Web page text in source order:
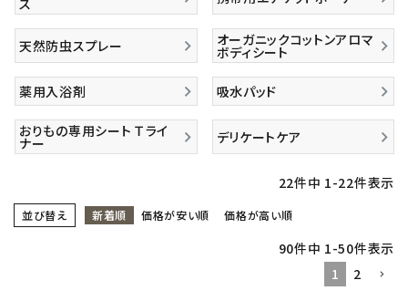
天然防虫スプレー オーガニックコットンアロマ
ボディシート
薬用入浴剤 吸水パッド
おりもの専用シート Ｔライ
ナー デリケートケア
22件中 1-22件表示
並び替え 新着順 価格が安い順 価格が高い順
90件中 1-50件表示
1
2